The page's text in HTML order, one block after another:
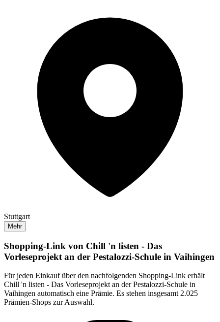
Stuttgart
Mehr
Shopping-Link von Chill 'n listen - Das
Vorleseprojekt an der Pestalozzi-Schule in Vaihingen
Für jeden Einkauf über den nachfolgenden Shopping-Link erhält
Chill 'n listen - Das Vorleseprojekt an der Pestalozzi-Schule in
Vaihingen automatisch eine Prämie. Es stehen insgesamt 2.025
Prämien-Shops zur Auswahl.